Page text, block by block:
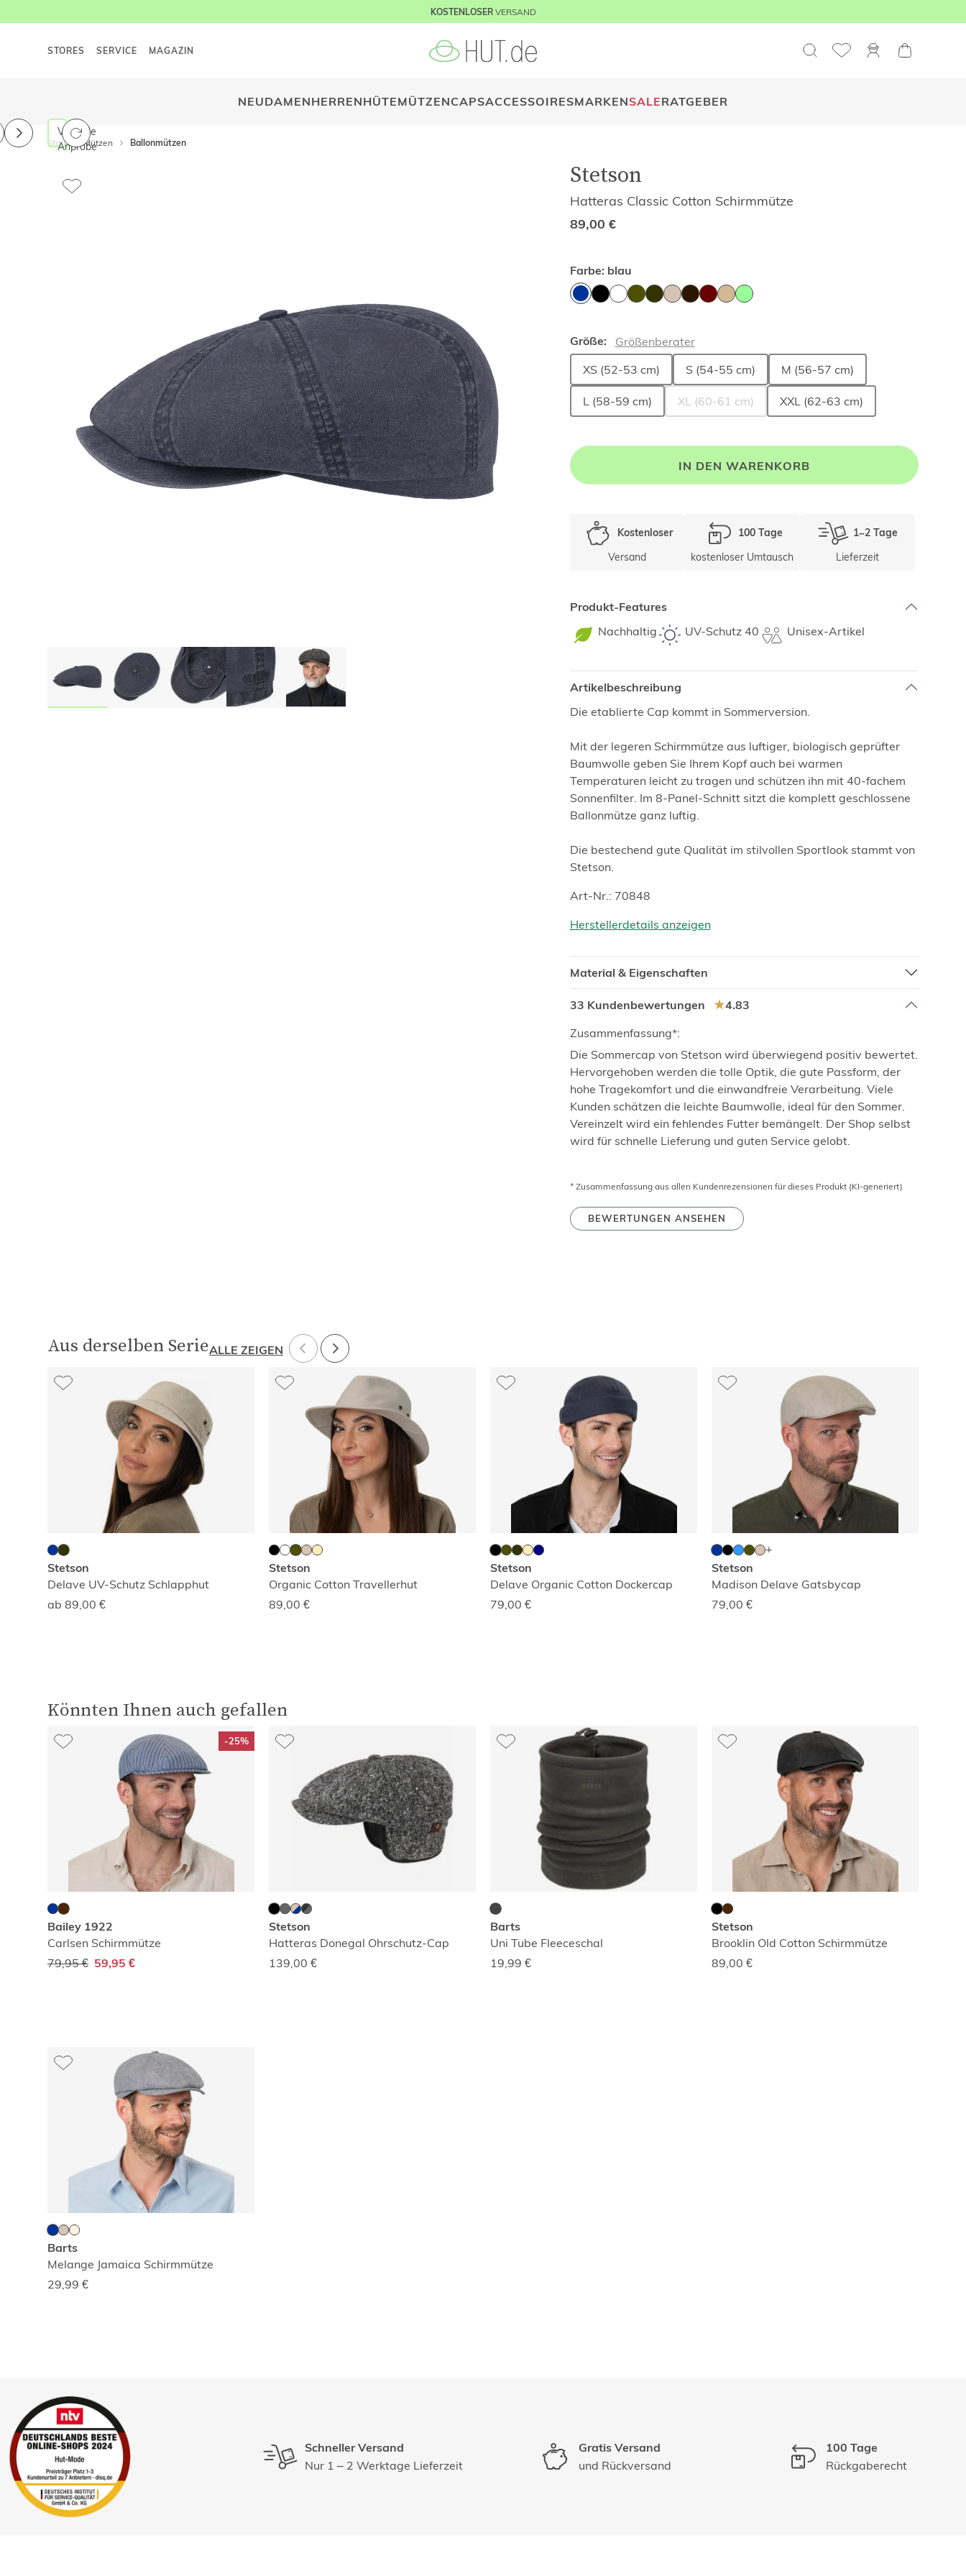
KOSTENLOSERVERSAND
STORES SERVICE MAGAZIN
NEUDAMENHERRENHÜTEMÜTZENCAPSACCESSOIRESMARKENSALERATGEBER
Start Mützen Ballonmützen
Virtuelle
Anprobe
Stetson
Hatteras Classic Cotton Schirmmütze
89,00 €
Farbe: blau
Größe:
Größenberater
XS (52-53 cm)
S (54-55 cm) M (56-57 cm)
L (58-59 cm) XL (60-61 cm) XXL (62-63 cm)
IN DEN WARENKORB
Kostenloser
Versand
100 Tage
kostenloser Umtausch
1–2 Tage
Lieferzeit
Produkt-Features
Nachhaltig UV-Schutz 40 Unisex-Artikel
Artikelbeschreibung
Die etablierte Cap kommt in Sommerversion.
Mit der legeren Schirmmütze aus luftiger, biologisch geprüfter
Baumwolle geben Sie Ihrem Kopf auch bei warmen
Temperaturen leicht zu tragen und schützen ihn mit 40-fachem
Sonnenfilter. Im 8-Panel-Schnitt sitzt die komplett geschlossene
Ballonmütze ganz luftig.
Die bestechend gute Qualität im stilvollen Sportlook stammt von
Stetson.
Art-Nr.: 70848
Herstellerdetails anzeigen
Material & Eigenschaften
33 Kundenbewertungen 4.83
Zusammenfassung*:
Die Sommercap von Stetson wird überwiegend positiv bewertet.
Hervorgehoben werden die tolle Optik, die gute Passform, der
hohe Tragekomfort und die einwandfreie Verarbeitung. Viele
Kunden schätzen die leichte Baumwolle, ideal für den Sommer.
Vereinzelt wird ein fehlendes Futter bemängelt. Der Shop selbst
wird für schnelle Lieferung und guten Service gelobt.
* Zusammenfassung aus allen Kundenrezensionen für dieses Produkt (KI-generiert)
BEWERTUNGEN ANSEHEN
Aus derselben SerieALLE ZEIGEN
Stetson
Delave UV-Schutz Schlapphut
ab 89,00 €
Stetson
Organic Cotton Travellerhut
89,00 €
Stetson
Delave Organic Cotton Dockercap
79,00 €
Stetson
Madison Delave Gatsbycap
79,00 €
Könnten Ihnen auch gefallen
-25%
Bailey 1922
Carlsen Schirmmütze
79,95 € 59,95 €
Stetson
Hatteras Donegal Ohrschutz-Cap
139,00 €
Barts
Uni Tube Fleeceschal
19,99 €
Stetson
Brooklin Old Cotton Schirmmütze
89,00 €
Barts
Melange Jamaica Schirmmütze
29,99 €
Schneller Versand
Nur 1 – 2 Werktage Lieferzeit
Gratis Versand
und Rückversand
100 Tage
Rückgaberecht